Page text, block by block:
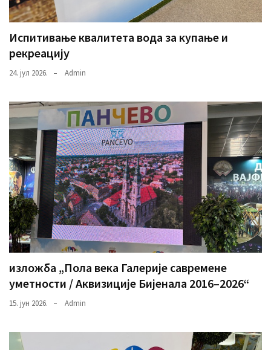
Испитивање квалитета вода за купање и
рекреацију
24. јул 2026. Admin
изложба „Пола века Галерије савремене
уметности / Аквизиције Бијенала 2016–2026“
15. јун 2026. Admin